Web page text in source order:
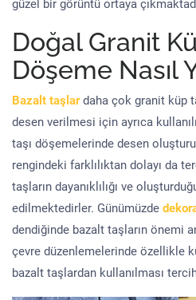
güzel bir görüntü ortaya
Doğal Granit
Döşeme Nasıl
Bazalt taşlardaha çok granit küp
desen verilmesi için ayrıca
taşı döşemelerinde desen
rengindeki farklılıktan dolayı da
taşların dayanıklılığı ve
edilmektedirler. Günümüzde
dendiğinde bazalt taşların önemi
çevre düzenlemelerinde özellikle
bazalt taşlardan kullanılması